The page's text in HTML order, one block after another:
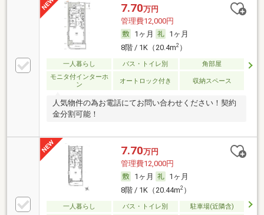
7.70万円
管理費12,000円
1ヶ月
1ヶ月
8階 / 1K（20.4m2）
一人暮らし バス・トイレ別
角部屋
モニタ付インターホ
ン
オートロック付き 収納スペース
人気物件の為お電話にてお問い合わせください！契約
金分割可能！
7.70万円
管理費12,000円
1ヶ月
1ヶ月
8階 / 1K（20.44m2）
一人暮らし バス・トイレ別
駐車場(近隣含)